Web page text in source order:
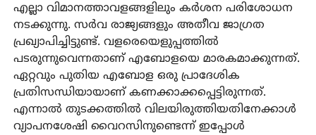
എല്ലാ വിമാനത്താവളങ്ങളിലും കർശന പരിശോധന
നടക്കുന്നു. സർവ രാജ്യങ്ങളും അതീവ ജാഗ്രത
പ്രഖ്യാപിച്ചിട്ടുണ്ട്. വളരെയെളുപ്പത്തിൽ
പടരുന്നുവെന്നതാണ് എബോളയെ മാരകമാക്കുന്നത്.
ഏറ്റവും പുതിയ എബോള ഒരു പ്രാദേശിക
പ്രതിസന്ധിയായാണ് കണക്കാക്കപ്പെട്ടിരുന്നത്.
എന്നാൽ തുടക്കത്തിൽ വിലയിരുത്തിയതിനേക്കാൾ
വ്യാപനശേഷി വൈറസിനുണ്ടെന്ന് ഇപ്പോൾ